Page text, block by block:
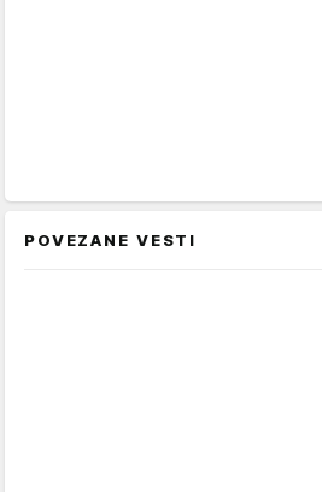
POVEZANE VESTI